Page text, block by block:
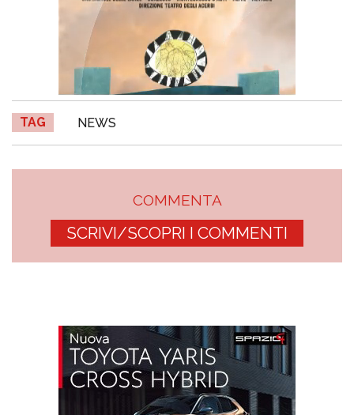
TAG NEWS
COMMENTA
SCRIVI/SCOPRI I COMMENTI